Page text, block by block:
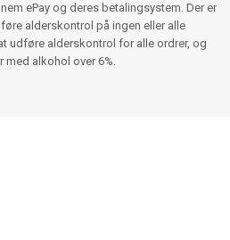
ePay og deres betalingsystem. Der er
alderskontrol på ingen eller alle
udføre alderskontrol for alle ordrer, og
med alkohol over 6%.